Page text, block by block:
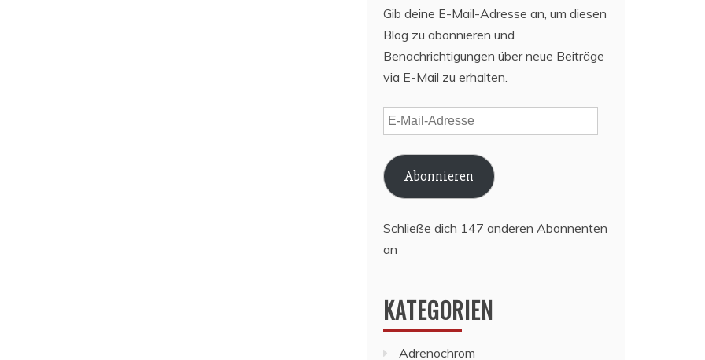
Gib deine E-Mail-Adresse an, um diesen
Blog zu abonnieren und
Benachrichtigungen über neue Beiträge
via E-Mail zu erhalten.
E-
Mail-
Adresse
Abonnieren
Schließe dich 147 anderen Abonnenten
an
KATEGORIEN
Adrenochrom